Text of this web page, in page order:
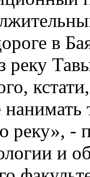
в
реку
реку», -
и